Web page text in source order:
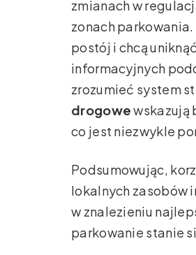
zmianach w
zonach
postój i chcą
informacyjnych
zrozumieć system
drogowewskazują
co jest niezwykle
Podsumowując,
lokalnych zasobów
w znalezieniu
parkowanie stanie